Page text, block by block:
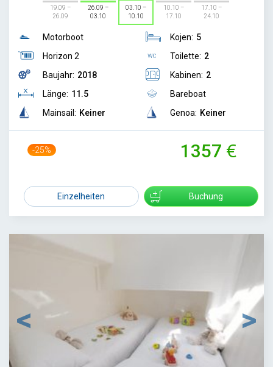
19.09 –
26.09
26.09 –
03.10
03.10 –
10.10
10.10 –
17.10
17.10 –
24.10
Motorboot
Horizon 2
Baujahr: 2018
Länge: 11.5
Mainsail: Keiner
Kojen: 5
Toilette: 2
Kabinen: 2
Bareboat
Genoa: Keiner
-25% 1357
Einzelheiten Buchung